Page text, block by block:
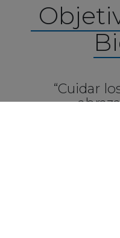
“Cuidar